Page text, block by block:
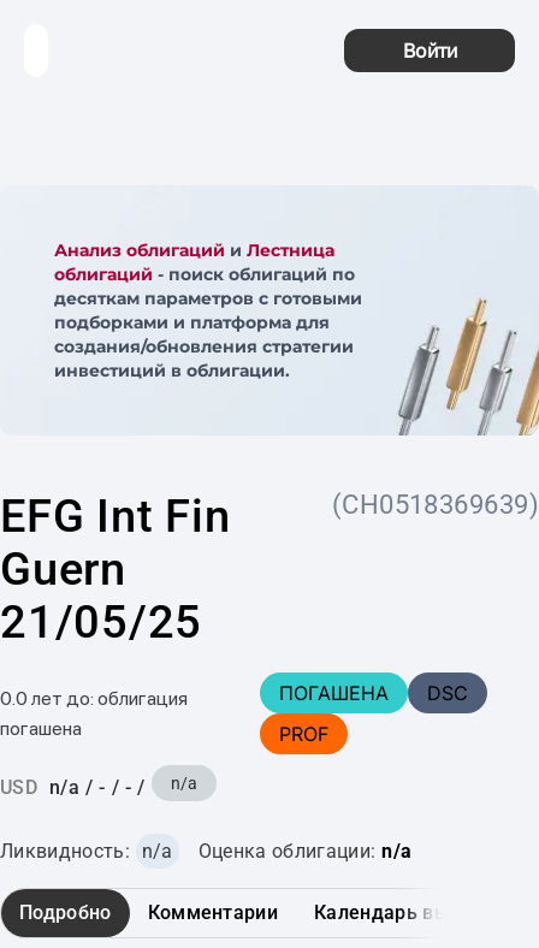
Войти
Анализ облигаций и Лестница
облигаций - поиск облигаций по
десяткам параметров с готовыми
подборками и платформа для
создания/обновления стратегии
инвестиций в облигации.
EFG Int Fin
Guern
21/05/25
(CH0518369639)
0.0 лет до: облигация
погашена
ПОГАШЕНА
DSC
PROF
USD n/a / - / - / n/a
Ликвидность: n/a Оценка облигации: n/a
Подробно Комментарии Календарь выплат